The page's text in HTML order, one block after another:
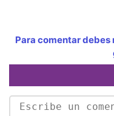
Para comentar